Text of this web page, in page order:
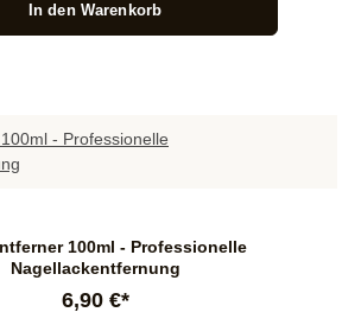
In den Warenkorb
100ml - Professionelle
Nagellackentfernung
6,90 €*